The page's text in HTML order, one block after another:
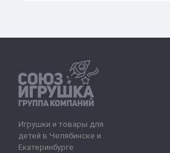
Игрушки и товары для
детей в Челябинске и
Екатеринбурге